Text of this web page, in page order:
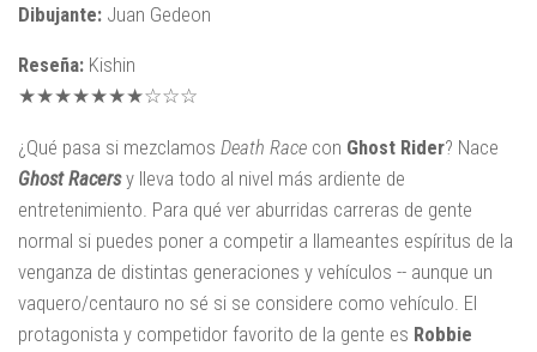
Dibujante: Juan Gedeon
Reseña: Kishin
★★★★★★★☆☆☆
¿Qué pasa si mezclamos Death Race con Ghost Rider? Nace
Ghost Racersy lleva todo al nivel más ardiente de
entretenimiento. Para qué ver aburridas carreras de gente
normal si puedes poner a competir a llameantes espíritus de la
venganza de distintas generaciones y vehículos -- aunque un
vaquero/centauro no sé si se considere como vehículo. El
protagonista y competidor favorito de la gente es Robbie